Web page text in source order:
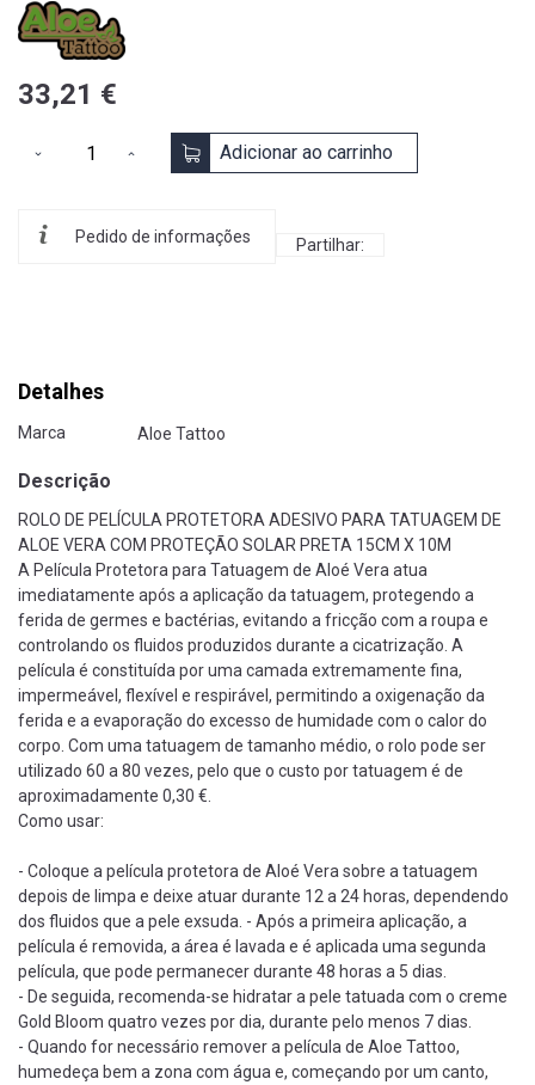
33,21 €
Adicionar ao carrinho
Pedido de informações Partilhar:
Detalhes
Marca Aloe Tattoo
Descrição
ROLO DE PELÍCULA PROTETORA ADESIVO PARA TATUAGEM DE
ALOE VERA COM PROTEÇÃO SOLAR PRETA 15CM X 10M
A Película Protetora para Tatuagem de Aloé Vera atua
imediatamente após a aplicação da tatuagem, protegendo a
ferida de germes e bactérias, evitando a fricção com a roupa e
controlando os fluidos produzidos durante a cicatrização. A
película é constituída por uma camada extremamente fina,
impermeável, flexível e respirável, permitindo a oxigenação da
ferida e a evaporação do excesso de humidade com o calor do
corpo. Com uma tatuagem de tamanho médio, o rolo pode ser
utilizado 60 a 80 vezes, pelo que o custo por tatuagem é de
aproximadamente 0,30 €.
Como usar:
- Coloque a película protetora de Aloé Vera sobre a tatuagem
depois de limpa e deixe atuar durante 12 a 24 horas, dependendo
dos fluidos que a pele exsuda. - Após a primeira aplicação, a
película é removida, a área é lavada e é aplicada uma segunda
película, que pode permanecer durante 48 horas a 5 dias.
- De seguida, recomenda-se hidratar a pele tatuada com o creme
Gold Bloom quatro vezes por dia, durante pelo menos 7 dias.
- Quando for necessário remover a película de Aloe Tattoo,
humedeça bem a zona com água e, começando por um canto,